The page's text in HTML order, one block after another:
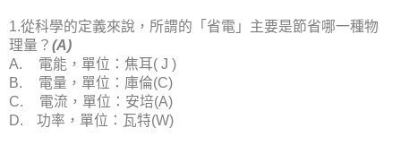
1.從科學的定義來說，所謂的「省電」主要是節省哪一種物
理量？ (A)
A.
電能，單位：焦耳( J )
B.
電量，單位：庫倫(C)
C.
電流，單位：安培(A)
D.
功率，單位：瓦特(W)